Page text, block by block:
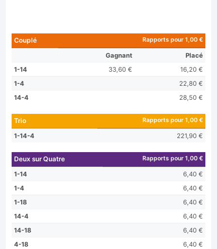
Couplé Rapports pour 1,00 €
Gagnant
Placé
1-14
33,60 €
16,20 €
1-4
22,80 €
14-4
28,50 €
Trio Rapports pour 1,00 €
1-14-4 221,90 €
Deux sur Quatre Rapports pour 1,00 €
1-14
6,40 €
1-4
6,40 €
1-18
6,40 €
14-4
6,40 €
14-18
6,40 €
4-18
6,40 €